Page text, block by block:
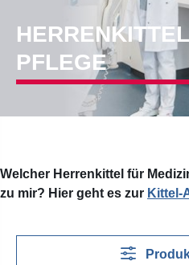
PFLEGE
Welcher Herrenkittel für
zu mir? Hier geht es zur Kittel-